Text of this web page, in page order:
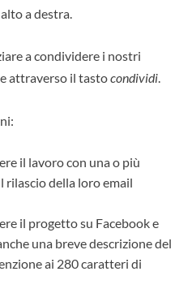
a destra.
a condividere i nostri
attraverso il tastocondividi.
il lavoro con una o più
rilascio della loro email
il progetto su Facebook e
una breve descrizione del
ai 280 caratteri di